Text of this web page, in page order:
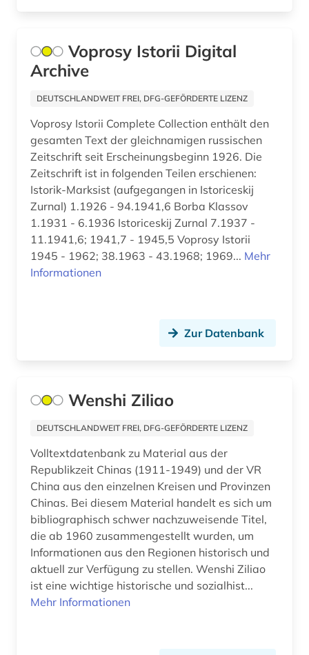
bildnismalerei (1)
biografie (40)
biographie (26)
biographistik (1)
biologie (3)
biowissenschaften (1)
blekinge (2)
borgholm (1)
bornholm (2)
bosnien-herzegowina (1)
botanik (1)
brabrand (1)
brake (1)
brandenburg (3)
Voprosy Istorii Digital
Archive
DEUTSCHLANDWEIT FREI, DFG-GEFÖRDERTE LIZENZ
Voprosy Istorii Complete Collection enthält den
gesamten Text der gleichnamigen russischen
Zeitschrift seit Erscheinungsbeginn 1926. Die
Zeitschrift ist in folgenden Teilen erschienen:
Istorik-Marksist (aufgegangen in Istoriceskij
Zurnal) 1.1926 - 94.1941,6 Borba Klassov
1.1931 - 6.1936 Istoriceskij Zurnal 7.1937 -
11.1941,6; 1941,7 - 1945,5 Voprosy Istorii
1945 - 1962; 38.1963 - 43.1968; 1969... Mehr
Informationen
Zur Datenbank
Wenshi Ziliao
DEUTSCHLANDWEIT FREI, DFG-GEFÖRDERTE LIZENZ
Volltextdatenbank zu Material aus der
Republikzeit Chinas (1911-1949) und der VR
China aus den einzelnen Kreisen und Provinzen
Chinas. Bei diesem Material handelt es sich um
bibliographisch schwer nachzuweisende Titel,
die ab 1960 zusammengestellt wurden, um
Informationen aus den Regionen historisch und
aktuell zur Verfügung zu stellen. Wenshi Ziliao
ist eine wichtige historische und sozialhist...
Mehr Informationen